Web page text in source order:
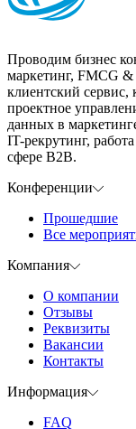
Проводим бизнес
маркетинг, FMCG
клиентский сервис,
проектное
данных в
IT-рекрутинг,
сфере B2B.
Конференции
Прошедшие
Все
Компания
О компании
Отзывы
Реквизиты
Вакансии
Контакты
Информация
FAQ